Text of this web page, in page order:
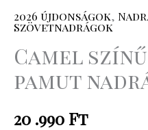
2026 újdonságok,
Szövetnadrágok
Camel
pamut
20 .990 Ft